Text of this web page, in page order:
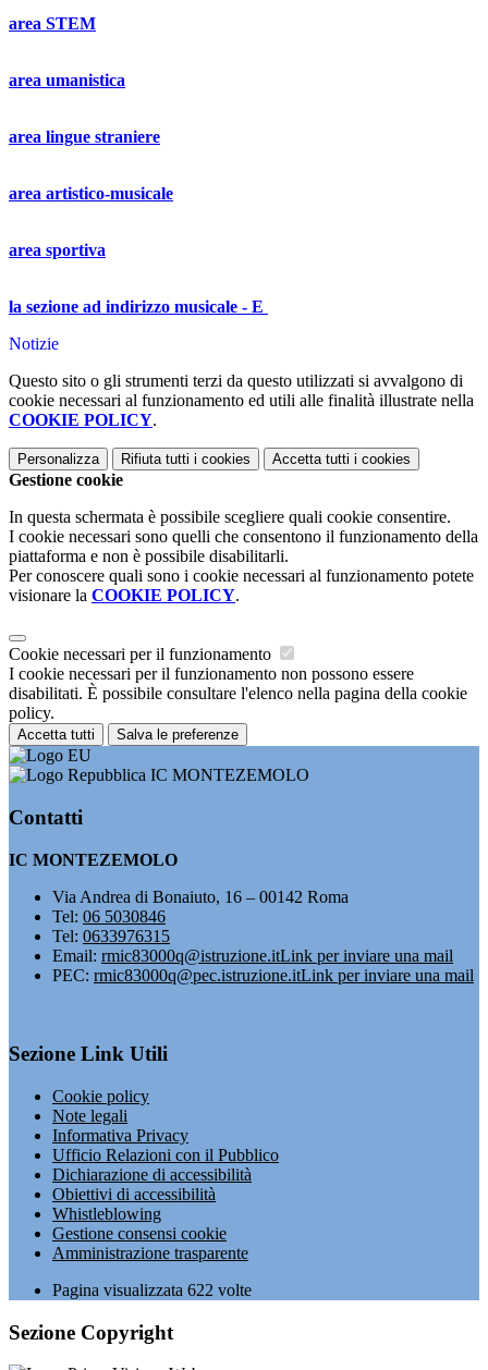
area STEM
​area umanistica
​area lingue straniere
area artistico-musicale
​area sportiva
​la sezione ad indirizzo musicale - E
Notizie
Questo sito o gli strumenti terzi da questo utilizzati si avvalgono di
cookie necessari al funzionamento ed utili alle finalità illustrate nella
COOKIE POLICY.
Personalizza Rifiuta tutti i cookies Accetta tutti i cookies
Gestione cookie
In questa schermata è possibile scegliere quali cookie consentire.
I cookie necessari sono quelli che consentono il funzionamento della
piattaforma e non è possibile disabilitarli.
Per conoscere quali sono i cookie necessari al funzionamento potete
visionare la COOKIE POLICY.
Cookie necessari per il funzionamento
I cookie necessari per il funzionamento non possono essere
disabilitati. È possibile consultare l'elenco nella pagina della cookie
policy.
Accetta tutti Salva le preferenze
IC MONTEZEMOLO
Contatti
IC MONTEZEMOLO
Via Andrea di Bonaiuto, 16 – 00142 Roma
Tel: 06 5030846
Tel: 0633976315
Email: rmic83000q@istruzione.itLink per inviare una mail
PEC: rmic83000q@pec.istruzione.itLink per inviare una mail
Sezione Link Utili
Cookie policy
Note legali
Informativa Privacy
Ufficio Relazioni con il Pubblico
Dichiarazione di accessibilità
Obiettivi di accessibilità
Whistleblowing
Gestione consensi cookie
Amministrazione trasparente
Pagina visualizzata 622 volte
Sezione Copyright